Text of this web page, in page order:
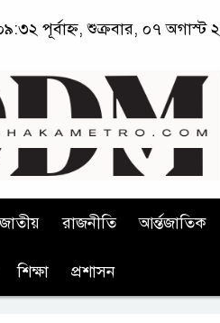
পূর্বাহ্ন, শুক্রবার, ০৭ অগাস্ট
জাতীয় রাজনীতি আর্ন্তজাতিক
শিক্ষা প্রশাসন